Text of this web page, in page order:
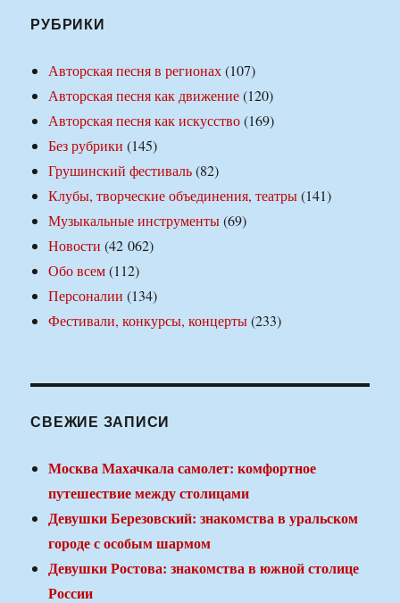
РУБРИКИ
Авторская песня в регионах(107)
Авторская песня как движение(120)
Авторская песня как искусство(169)
Без рубрики (145)
Грушинский фестиваль(82)
Клубы, творческие объединения, театры(141)
Музыкальные инструменты(69)
Новости (42 062)
Обо всем(112)
Персоналии (134)
Фестивали, конкурсы, концерты(233)
СВЕЖИЕ ЗАПИСИ
Москва Махачкала самолет: комфортное
путешествие между столицами
Девушки Березовский: знакомства в уральском
городе с особым шармом
Девушки Ростова: знакомства в южной столице
России